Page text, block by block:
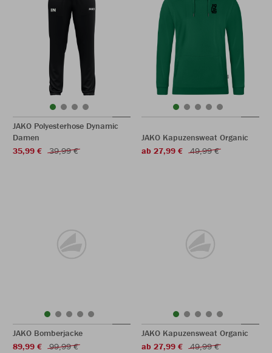
JAKO Polyesterhose Dynamic
Damen
35,99 €
39,99 €
JAKO Kapuzensweat Organic
ab 27,99 €
49,99 €
JAKO Bomberjacke
89,99 €
99,99 €
JAKO Kapuzensweat Organic
ab 27,99 €
49,99 €